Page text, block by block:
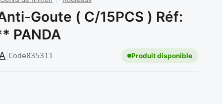
Goute ( C/15PCS ) Réf:
PANDA
Code035311 Produit disponible